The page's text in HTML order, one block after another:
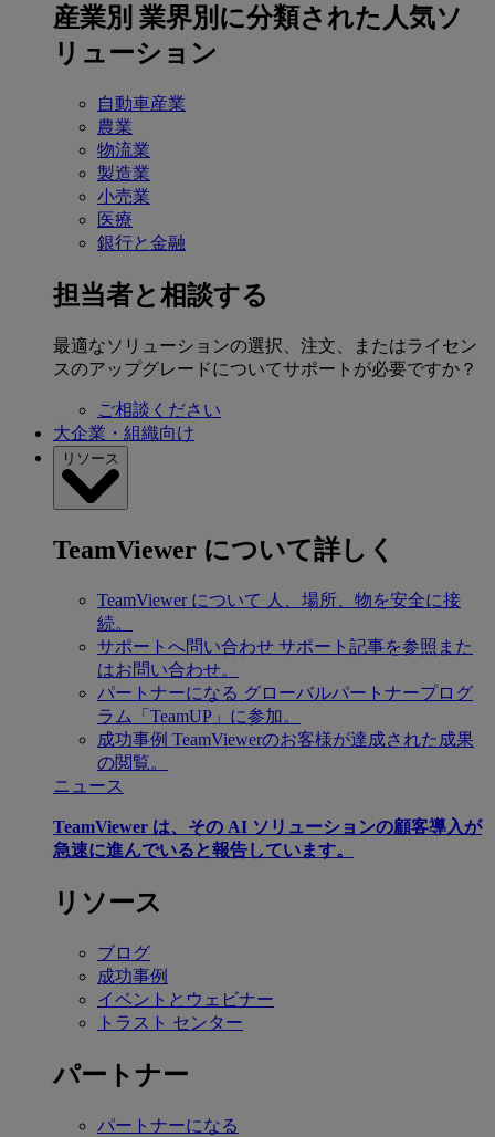
産業別 業界別に分類された人気ソ
リューション
自動車産業
農業
物流業
製造業
小売業
医療
銀行と金融
担当者と相談する
最適なソリューションの選択、注文、またはライセン
スのアップグレードについてサポートが必要ですか？
ご相談ください
大企業・組織向け
リソース
TeamViewer について詳しく
TeamViewer について 人、場所、物を安全に接
続。
サポートへ問い合わせ サポート記事を参照また
はお問い合わせ。
パートナーになる グローバルパートナープログ
ラム「TeamUP」に参加。
成功事例 TeamViewerのお客様が達成された成果
の閲覧。
ニュース
TeamViewer は、その AI ソリューションの顧客導入が
急速に進んでいると報告しています。
リソース
ブログ
成功事例
イベントとウェビナー
トラスト センター
パートナー
パートナーになる